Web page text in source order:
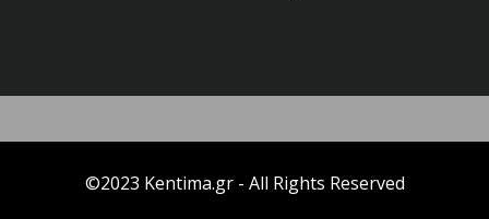
©2023 Kentima.gr - All Rights Reserved